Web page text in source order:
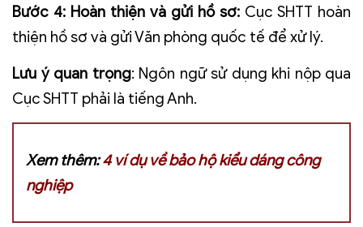
Bước 4: Hoàn thiện và gửi hồ sơ: Cục SHTT hoàn
thiện hồ sơ và gửi Văn phòng quốc tế để xử lý.
Lưu ý quan trọng: Ngôn ngữ sử dụng khi nộp qua
Cục SHTT phải là tiếng Anh.
Xem thêm:4 ví dụ về bảo hộ kiểu dáng công
nghiệp